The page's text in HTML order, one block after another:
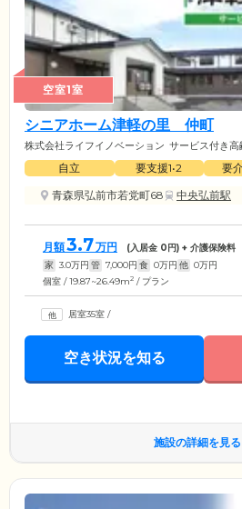
空室1室
シニアホーム津軽の里 仲町
株式会社ライフイノベーション サービス付き
自立 要支援1•2 要
青森県弘前市若党町68
中央弘前駅
月額3.7万円 (入居金 0円) + 介護保険料
家 3.0万円 管 7,000円 食 0万円 他 0万円
個室 / 19.87~26.49m2 / プラン
居室35室 /
空き状況を知る
施設の詳細を見る